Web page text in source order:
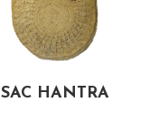
SAC HANTRA